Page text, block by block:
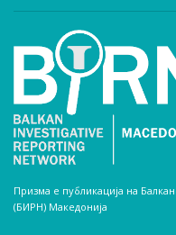
Призма е публикација на
(БИРН) Македонија